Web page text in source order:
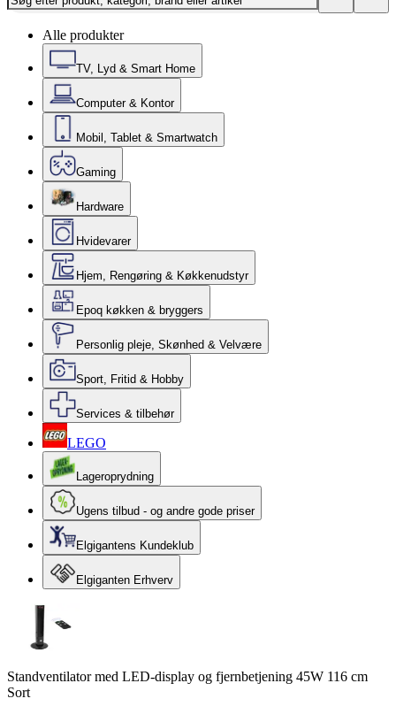
Alle produkter
TV, Lyd & Smart Home
Computer & Kontor
Mobil, Tablet & Smartwatch
Gaming
Hardware
Hvidevarer
Hjem, Rengøring & Køkkenudstyr
Epoq køkken & bryggers
Personlig pleje, Skønhed & Velvære
Sport, Fritid & Hobby
Services & tilbehør
LEGO
Lageroprydning
Ugens tilbud - og andre gode priser
Elgigantens Kundeklub
Elgiganten Erhverv
Standventilator med LED-display og fjernbetjening 45W 116 cm
Sort